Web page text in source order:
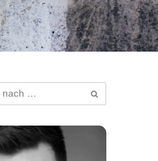
Ansprüchen
Schufa-Eintrag